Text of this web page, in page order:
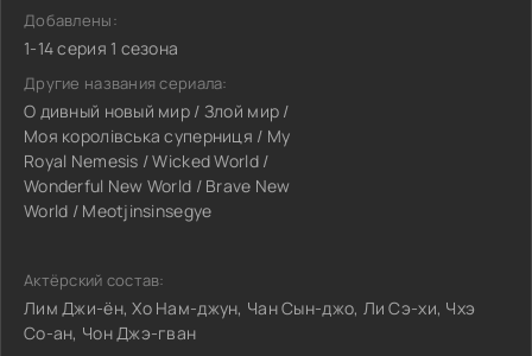
Добавлены:
1-14 серия 1 сезона
Другие названия сериала:
О дивный новый мир / Злой мир /
Моя королівська суперниця / My
Royal Nemesis / Wicked World /
Wonderful New World / Brave New
World / Meotjinsinsegye
Актёрский состав:
Лим Джи-ён, Хо Нам-джун, Чан Сын-джо, Ли Сэ-хи, Чхэ
Со-ан, Чон Джэ-гван